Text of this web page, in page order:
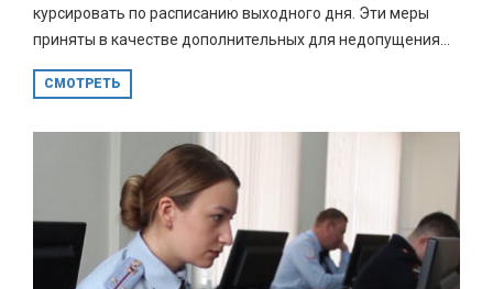
курсировать по расписанию выходного дня. Эти меры
приняты в качестве дополнительных для недопущения...
СМОТРЕТЬ